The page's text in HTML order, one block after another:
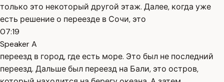
только это некоторый другой этаж. Далее, когда уже
есть решение о переезде в Сочи, это
07:19
Speaker A
переезд в город, где есть море. Это был не последний
переезд. Дальше был переезд на Бали, это остров,